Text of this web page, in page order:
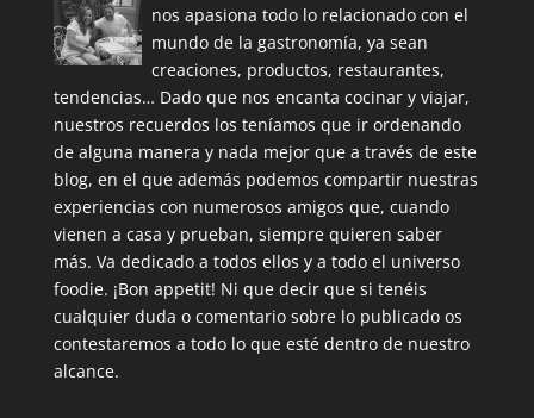
nos apasiona todo lo relacionado con el
mundo de la gastronomía, ya sean
creaciones, productos, restaurantes,
tendencias… Dado que nos encanta cocinar y viajar,
nuestros recuerdos los teníamos que ir ordenando
de alguna manera y nada mejor que a través de este
blog, en el que además podemos compartir nuestras
experiencias con numerosos amigos que, cuando
vienen a casa y prueban, siempre quieren saber
más. Va dedicado a todos ellos y a todo el universo
foodie. ¡Bon appetit! Ni que decir que si tenéis
cualquier duda o comentario sobre lo publicado os
contestaremos a todo lo que esté dentro de nuestro
alcance.